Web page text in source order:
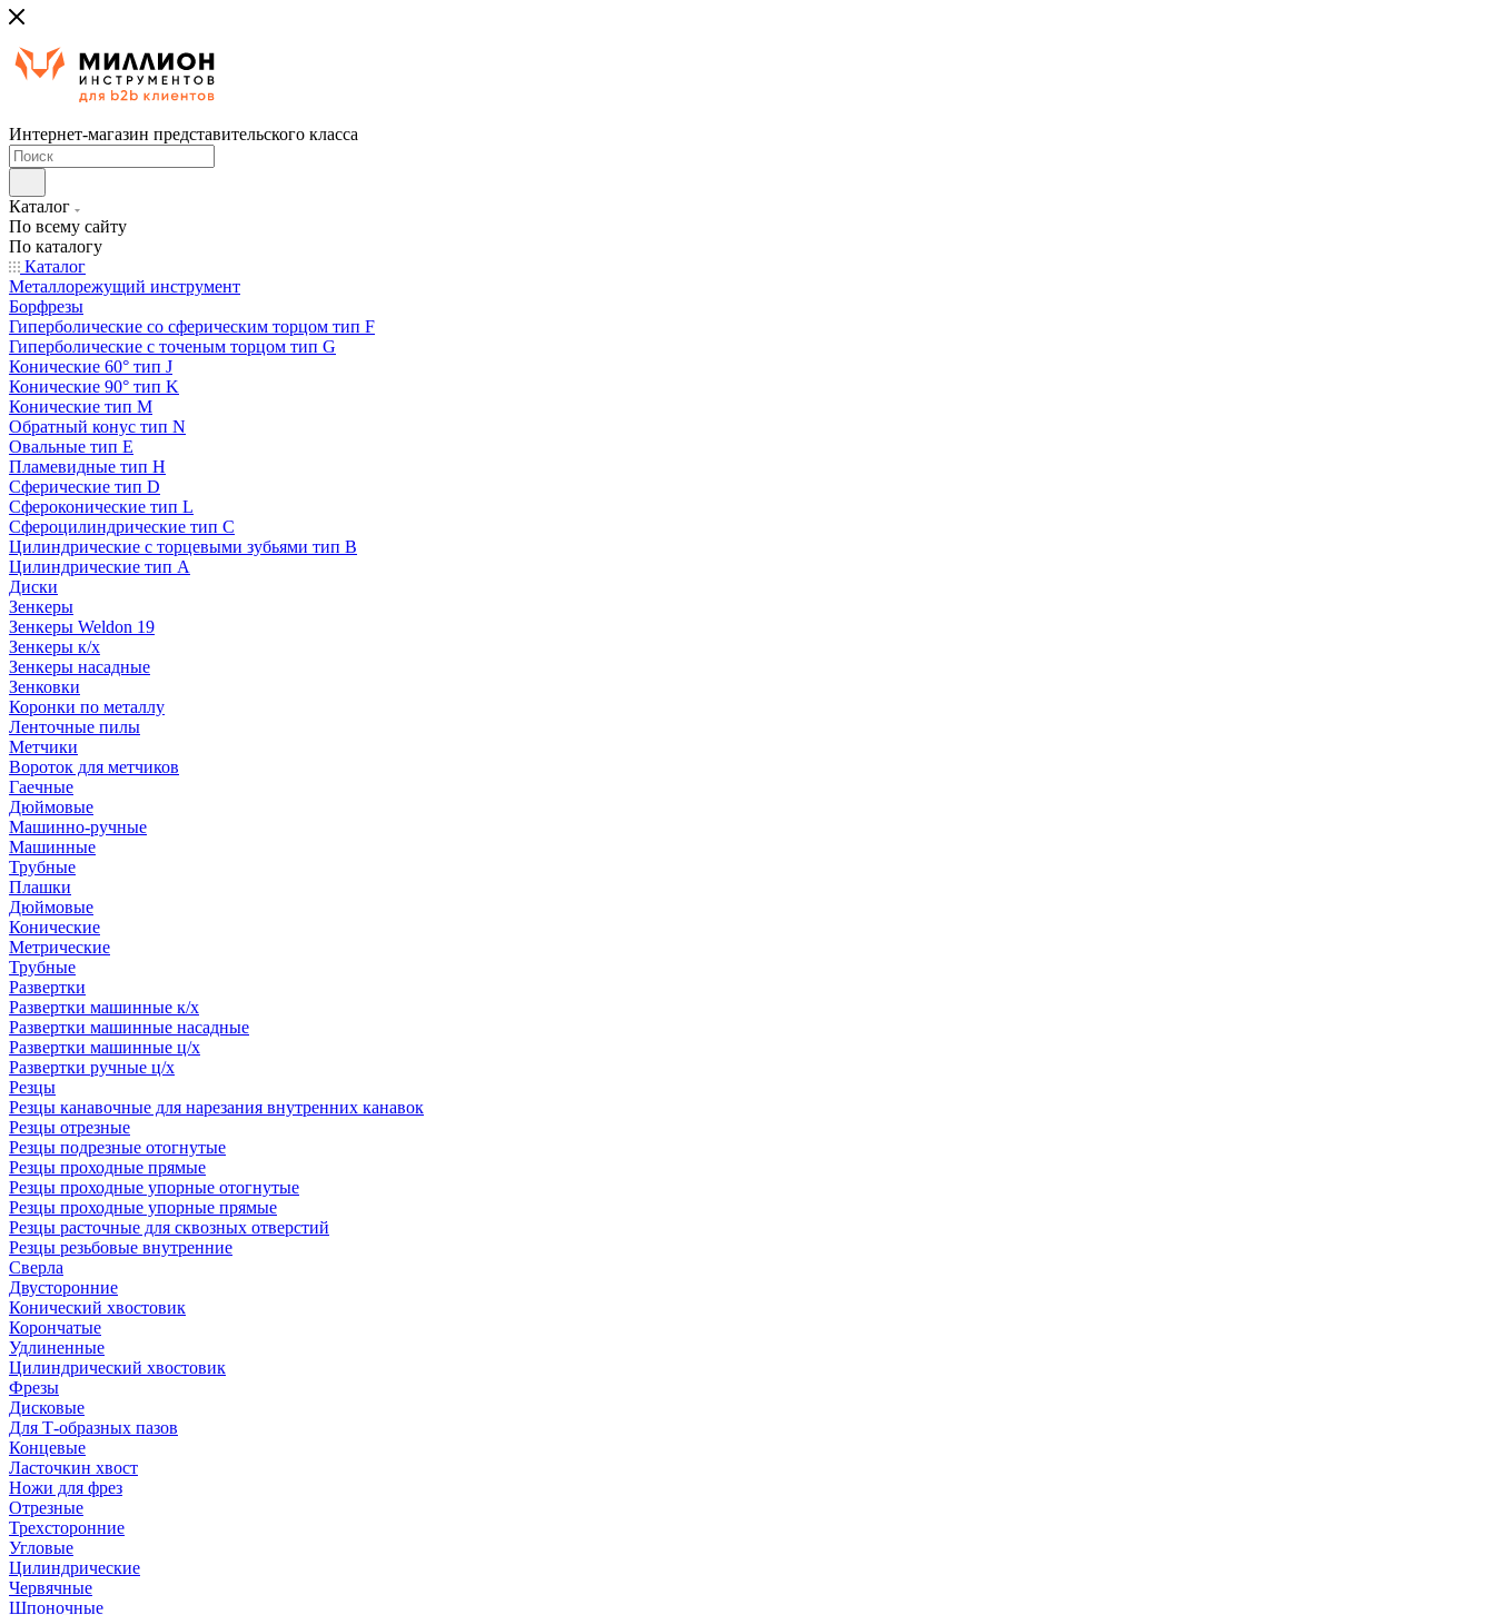
Интернет-магазин представительского класса
Каталог
По всему сайту
По каталогу
Каталог
Металлорежущий инструмент
Борфрезы
Гиперболические cо сферическим торцом тип F
Гиперболические с точеным торцом тип G
Конические 60° тип J
Конические 90° тип K
Конические тип M
Обратный конус тип N
Овальные тип E
Пламевидные тип H
Сферические тип D
Сфероконические тип L
Сфероцилиндрические тип C
Цилиндрические с торцевыми зубьями тип B
Цилиндрические тип А
Диски
Зенкеры
Зенкеры Weldon 19
Зенкеры к/х
Зенкеры насадные
Зенковки
Коронки по металлу
Ленточные пилы
Метчики
Вороток для метчиков
Гаечные
Дюймовые
Машинно-ручные
Машинные
Трубные
Плашки
Дюймовые
Конические
Метрические
Трубные
Развертки
Развертки машинные к/х
Развертки машинные насадные
Развертки машинные ц/х
Развертки ручные ц/х
Резцы
Резцы канавочные для нарезания внутренних канавок
Резцы отрезные
Резцы подрезные отогнутые
Резцы проходные прямые
Резцы проходные упорные отогнутые
Резцы проходные упорные прямые
Резцы расточные для сквозных отверстий
Резцы резьбовые внутренние
Сверла
Двусторонние
Конический хвостовик
Корончатые
Удлиненные
Цилиндрический хвостовик
Фрезы
Дисковые
Для Т-образных пазов
Концевые
Ласточкин хвост
Ножи для фрез
Отрезные
Трехсторонние
Угловые
Цилиндрические
Червячные
Шпоночные